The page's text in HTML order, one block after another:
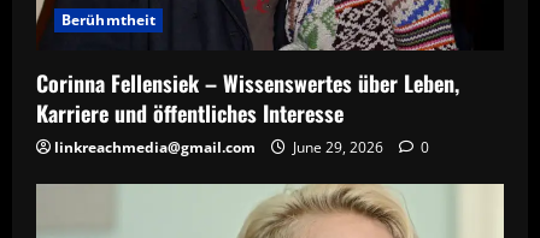
Berühmtheit
Corinna Fellensiek – Wissenswertes über Leben,
Karriere und öffentliches Interesse
linkreachmedia@gmail.com June 29, 2026 0